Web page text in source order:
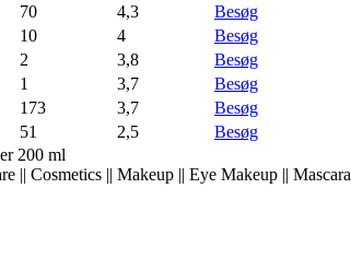
70 4,3
Besøg
10 4
Besøg
2 3,8
Besøg
1 3,7
Besøg
173 3,7
Besøg
51 2,5
Besøg
200 ml
|| Cosmetics || Makeup || Eye Makeup || Mascara